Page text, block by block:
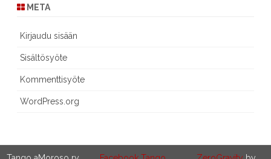
META
Kirjaudu sisään
Sisältösyöte
Kommenttisyöte
WordPress.org